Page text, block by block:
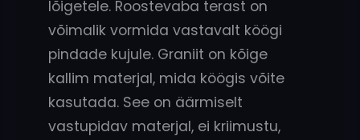
lõigetele. Roostevaba terast on
võimalik vormida vastavalt köögi
pindade kujule. Graniit on kõige
kallim materjal, mida köögis võite
kasutada. See on äärmiselt
vastupidav materjal, ei kriimustu,